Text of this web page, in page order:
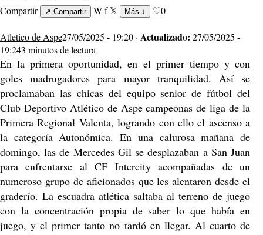
Compartir ↗ Compartir Wf 𝕏 Más ↓ ♡0
Atletico de Aspe27/05/2025 - 19:20 · Actualizado: 27/05/2025 -
19:243 minutos de lectura
En la primera oportunidad, en el primer tiempo y con
goles madrugadores para mayor tranquilidad. Así se
proclamaban las chicas del equipo senior de fútbol del
Club Deportivo Atlético de Aspe campeonas de liga de la
Primera Regional Valenta, logrando con ello el ascenso a
la categoría Autonómica. En una calurosa mañana de
domingo, las de Mercedes Gil se desplazaban a San Juan
para enfrentarse al CF Intercity acompañadas de un
numeroso grupo de aficionados que les alentaron desde el
graderío. La escuadra atlética saltaba al terreno de juego
con la concentración propia de saber lo que había en
juego, y el primer tanto no tardó en llegar. Al cuarto de